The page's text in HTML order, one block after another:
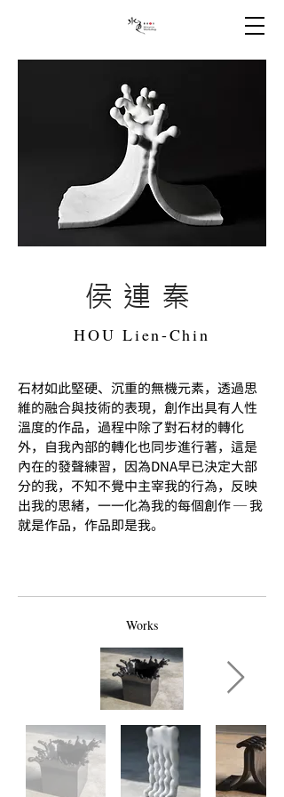
侯連秦
HOU Lien-Chin
石材如此堅硬、沉重的無機元素，透過思
維的融合與技術的表現，創作出具有人性
溫度的作品，過程中除了對石材的轉化
外，自我內部的轉化也同步進行著，這是
內在的發聲練習，因為DNA早已決定大部
分的我，不知不覺中主宰我的行為，反映
出我的思緒，一一化為我的每個創作 ─ 我
就是作品，作品即是我。
Works